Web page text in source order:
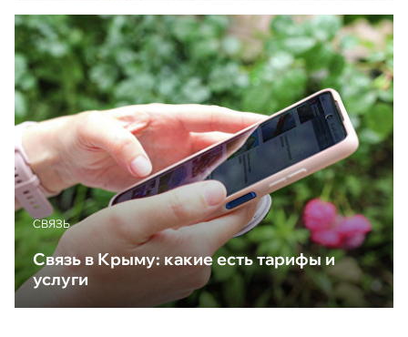
CВЯЗЬ
Связь в Крыму: какие есть тарифы и
услуги